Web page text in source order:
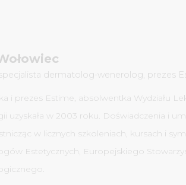
dermatolog-wenerolog, prezes
i prezes Estime, absolwentka Wydziału
uzyskała w 2003 roku. Doświadczenia i
w licznych szkoleniach, kursach i
Estetycznych, Europejskiego